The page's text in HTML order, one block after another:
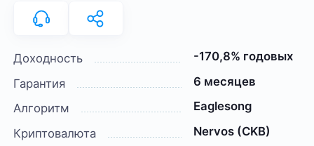
Доходность
-170,8% годовых
Гарантия
6 месяцев
Алгоритм
Eaglesong
Криптовалюта
Nervos (CKB)